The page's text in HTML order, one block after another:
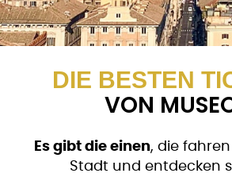
DIE BESTEN
VON
Es gibt die einen, die
Stadt und entdecken